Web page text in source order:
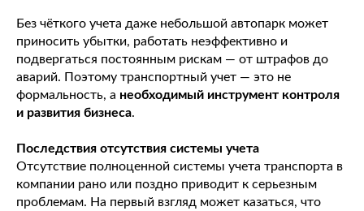
Без чёткого учета даже небольшой автопарк может
приносить убытки, работать неэффективно и
подвергаться постоянным рискам — от штрафов до
аварий. Поэтому транспортный учет — это не
формальность, а необходимый инструмент контроля
и развития бизнеса.
Последствия отсутствия системы учета
Отсутствие полноценной системы учета транспорта в
компании рано или поздно приводит к серьезным
проблемам. На первый взгляд может казаться, что